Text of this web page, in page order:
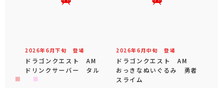
2026年6 月下旬 登場
ドラゴンクエスト AM
ドリンクサーバー タル
2026年6 月中旬 登場
ドラゴンクエスト AM
おっきなぬいぐるみ 勇者
スライム